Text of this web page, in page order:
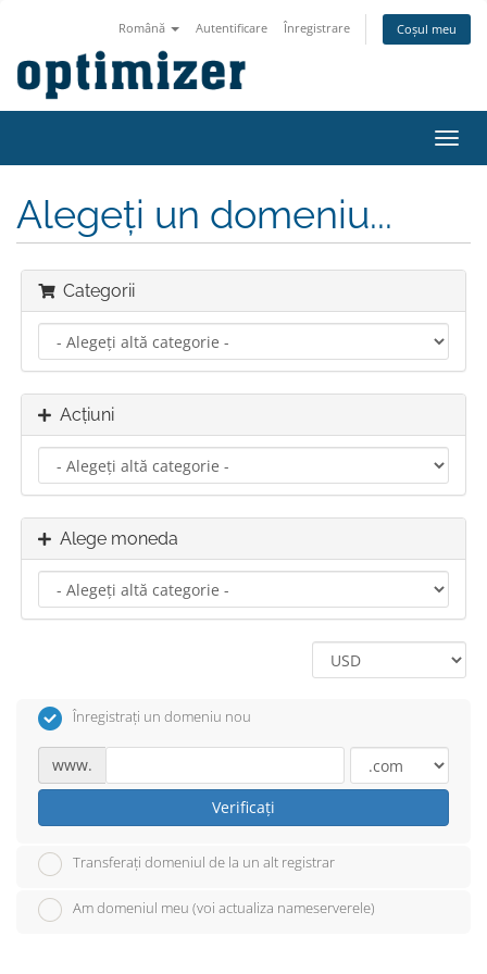
Română Autentificare Înregistrare Coșul meu
Alegeți un domeniu...
Categorii
Acțiuni
Alege moneda
Înregistrați un domeniu nou
www.
Verificați
Transferați domeniul de la un alt registrar
Am domeniul meu (voi actualiza nameserverele)